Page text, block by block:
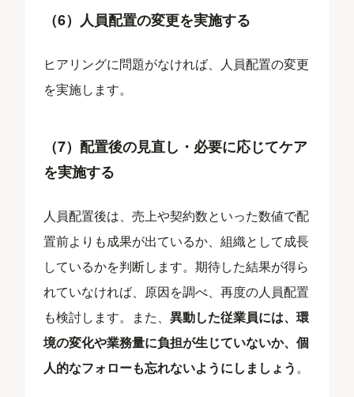
（6）人員配置の変更を実施する
ヒアリングに問題がなければ、人員配置の変更
を実施します。
（7）配置後の見直し・必要に応じてケア
を実施する
人員配置後は、売上や契約数といった数値で配
置前よりも成果が出ているか、組織として成長
しているかを判断します。期待した結果が得ら
れていなければ、原因を調べ、再度の人員配置
も検討します。また、異動した従業員には、環
境の変化や業務量に負担が生じていないか、個
人的なフォローも忘れないようにしましょう。